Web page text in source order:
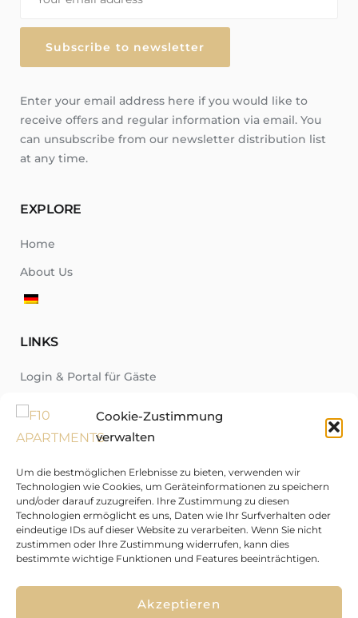
Cookie-Zustimmung
verwalten
Um die bestmöglichen Erlebnisse zu bieten, verwenden wir
Technologien wie Cookies, um Geräteinformationen zu speichern
und/oder darauf zuzugreifen. Ihre Zustimmung zu diesen
Technologien ermöglicht es uns, Daten wie Ihr Surfverhalten oder
eindeutige IDs auf dieser Website zu verarbeiten. Wenn Sie nicht
zustimmen oder Ihre Zustimmung widerrufen, kann dies
bestimmte wichtige Funktionen und Features beeinträchtigen.
Akzeptieren
Enter your email address here if you would like to
receive offers and regular information via email. You
can unsubscribe from our newsletter distribution list
at any time.
EXPLORE
Home
About Us
LINKS
Login & Portal für Gäste
About Us
News
FAQ
Contact